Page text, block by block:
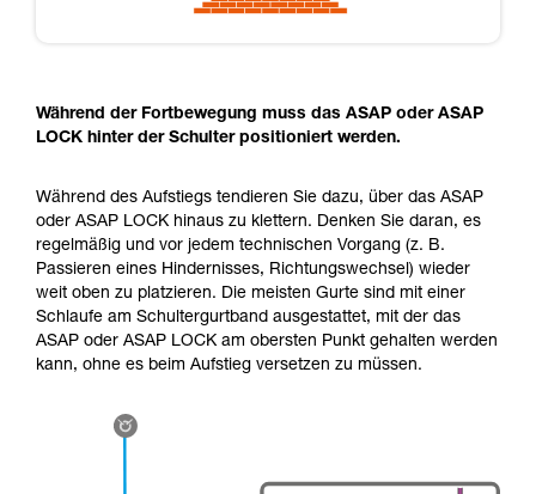
Während der Fortbewegung muss das ASAP oder ASAP
LOCK hinter der Schulter positioniert werden.
Während des Aufstiegs tendieren Sie dazu, über das ASAP
oder ASAP LOCK hinaus zu klettern. Denken Sie daran, es
regelmäßig und vor jedem technischen Vorgang (z. B.
Passieren eines Hindernisses, Richtungswechsel) wieder
weit oben zu platzieren. Die meisten Gurte sind mit einer
Schlaufe am Schultergurtband ausgestattet, mit der das
ASAP oder ASAP LOCK am obersten Punkt gehalten werden
kann, ohne es beim Aufstieg versetzen zu müssen.